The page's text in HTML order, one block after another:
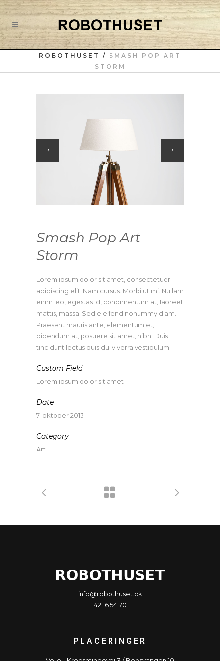
ROBOTHUSET / SMASH POP ART
STORM
Smash Pop Art
Storm
Lorem ipsum dolor sit amet, consectetuer
adipiscing elit. Nam cursus. Morbi ut mi. Nullam
enim leo, egestas id, condimentum at, laoreet
mattis, massa. Sed eleifend nonummy diam.
Praesent mauris ante, elementum et,
bibendum at, posuere sit amet, nibh. Duis
tincidunt lectus quis dui viverra vestibulum.
Custom Field
Lorem ipsum dolor sit amet
Date
7. oktober 2013
Category
Art
info@robothuset.dk
42 16 54 70
PLACERINGER